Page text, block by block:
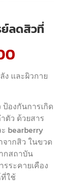
ย์ลดสิวที่
ง และผิวกาย
องกันการเกิด
ตัว ด้วยสาร
bearberry
จากสิว ในขวด
กสถาบัน
ระคายเคือง
ใช้